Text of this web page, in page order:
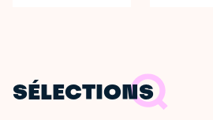
SÉLECTIONS